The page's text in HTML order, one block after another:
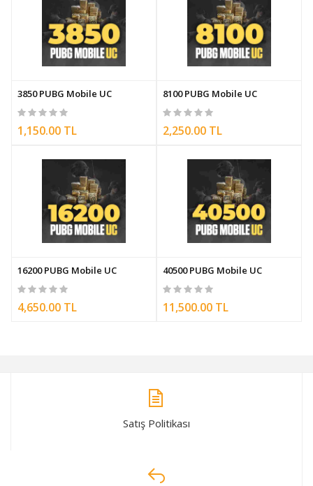
3850 PUBG Mobile UC
1,150.00 TL
8100 PUBG Mobile UC
2,250.00 TL
16200 PUBG Mobile UC
4,650.00 TL
40500 PUBG Mobile UC
11,500.00 TL
Satış Politikası